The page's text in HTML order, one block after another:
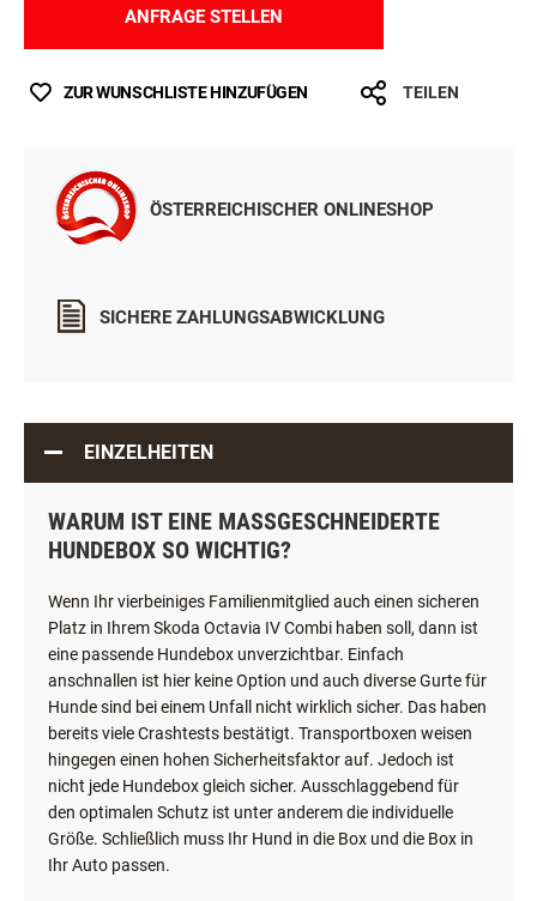
ANFRAGE STELLEN
ZUR WUNSCHLISTE HINZUFÜGEN TEILEN
ÖSTERREICHISCHER ONLINESHOP
SICHERE ZAHLUNGSABWICKLUNG
EINZELHEITEN
WARUM IST EINE MASSGESCHNEIDERTE H
UNDEBOX SO WICHTIG?
Wenn Ihr vierbeiniges Familienmitglied auch einen sicheren
Platz in Ihrem Skoda Octavia IV Combi haben soll, dann ist
eine passende Hundebox unverzichtbar. Einfach
anschnallen ist hier keine Option und auch diverse Gurte für
Hunde sind bei einem Unfall nicht wirklich sicher. Das haben
bereits viele Crashtests bestätigt. Transportboxen weisen
hingegen einen hohen Sicherheitsfaktor auf. Jedoch ist
nicht jede Hundebox gleich sicher. Ausschlaggebend für
den optimalen Schutz ist unter anderem die individuelle
Größe. Schließlich muss Ihr Hund in die Box und die Box in
Ihr Auto passen.